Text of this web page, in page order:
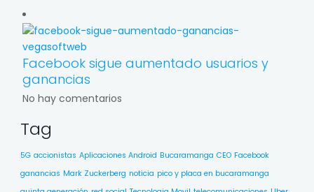
Facebook sigue aumentado usuarios y
ganancias
No hay comentarios
Tag
5G accionistas Aplicaciones Android Bucaramanga CEO Facebook
ganancias Mark Zuckerberg noticia pico y placa en bucaramanga